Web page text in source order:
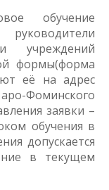
обучение
учреждений
формы(форма
её на адрес
Фоминского
заявки –
обучения в
допускается
в текущем